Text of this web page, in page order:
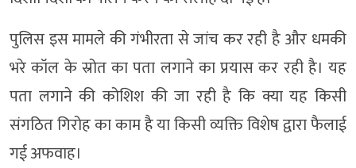
पुलिस इस मामले की गंभीरता से जांच कर रही है और धमकी
भरे कॉल के स्रोत का पता लगाने का प्रयास कर रही है। यह
पता लगाने की कोशिश की जा रही है कि क्या यह किसी
संगठित गिरोह का काम है या किसी व्यक्ति विशेष द्वारा फैलाई
गई अफवाह।